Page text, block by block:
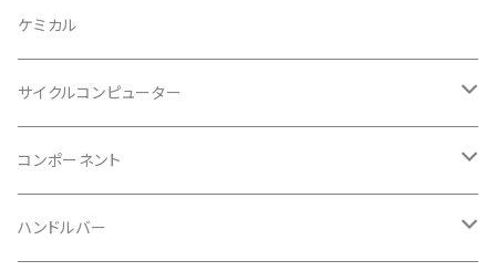
BAZOOKA/バズーカ
BBB/ビービービー
BELL/ベル
BIKEHAND/バイクハンド
上下セット
グローブ
指切り
フルフィンガー
ソックス
シューズカバー
フルフェイス
キッズ
ロード
グラベル
マウンテンバイク
フラットペダル用
インソール
ケミカル
サイクルコンピューター
ヘッドユニット
センサー
コンポーネント
カセットスプロケット
ハンドルバー